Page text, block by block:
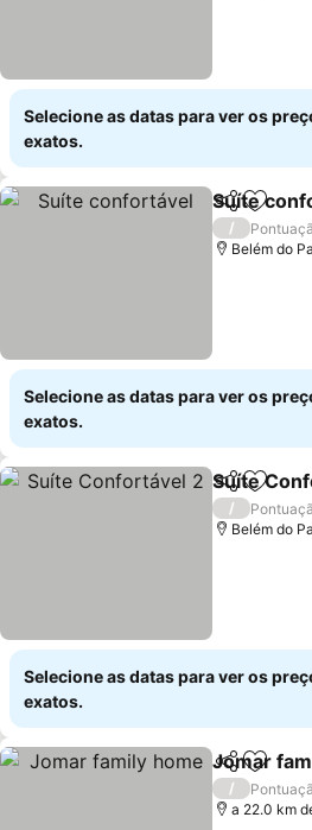
Selecione as datas para ver os
exatos.
Partilhar
Suíte
/
Belém do
Selecione as datas para ver os
exatos.
Partilhar
Suíte
/
Belém do
Selecione as datas para ver os
exatos.
Partilhar
Jomar
/
a 22.0 km